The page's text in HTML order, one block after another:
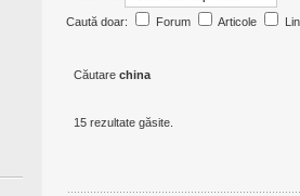
Caută doar:
Forum Articole
Căutarechina
15 rezultate găsite.